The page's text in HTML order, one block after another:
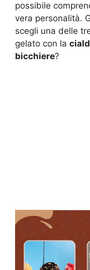
possibile
vera personalità.
scegli una delle
gelato con la
bicchiere?